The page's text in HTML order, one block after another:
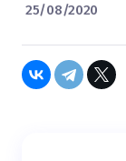
25/08/2020